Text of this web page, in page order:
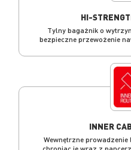
HI-
Tylny bagażnik o
bezpieczne przewożenie
INNER
Wewnętrzne